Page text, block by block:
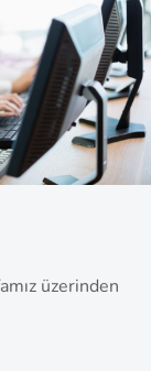
üzerinden